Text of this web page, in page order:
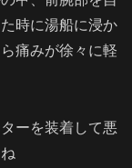
時に湯船に浸か
痛みが徐々に軽
ーを装着して悪